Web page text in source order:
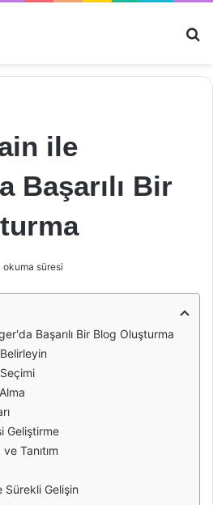
ile
Başarılı Bir
süresi
Başarılı Bir Blog Oluşturma
Geliştirme
Tanıtım
Sürekli Gelişin